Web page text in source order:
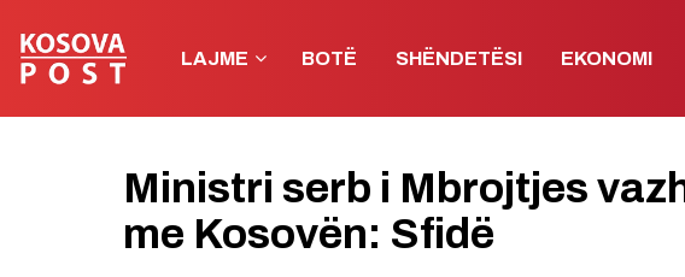
LAJME BOTË SHËNDETËSI EKONOMI
Ministri serb i Mbrojtjes
me Kosovën: Sfidë